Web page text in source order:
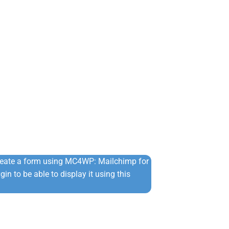
a form using MC4WP: Mailchimp for
to be able to display it using this